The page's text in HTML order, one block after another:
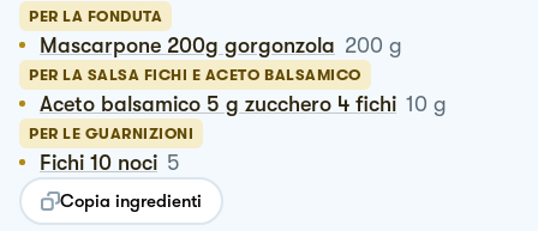
PER LA FONDUTA
Mascarpone 200g gorgonzola 200 g
PER LA SALSA FICHI E ACETO BALSAMICO
Aceto balsamico 5 g zucchero 4 fichi 10 g
PER LE GUARNIZIONI
Fichi 10 noci 5
Copia ingredienti